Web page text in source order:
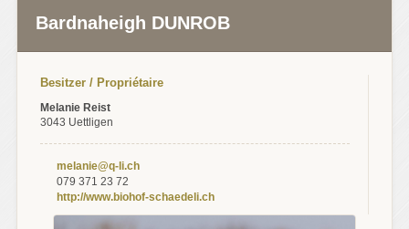
Bardnaheigh DUNROB
Besitzer / Propriétaire
Melanie Reist
3043 Uettligen
melanie@q-li.ch
079 371 23 72
http://www.biohof-schaedeli.ch